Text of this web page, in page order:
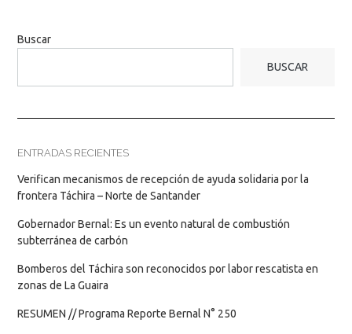
Buscar
BUSCAR
ENTRADAS RECIENTES
Verifican mecanismos de recepción de ayuda solidaria por la
frontera Táchira – Norte de Santander
Gobernador Bernal: Es un evento natural de combustión
subterránea de carbón
Bomberos del Táchira son reconocidos por labor rescatista en
zonas de La Guaira
RESUMEN // Programa Reporte Bernal N° 250